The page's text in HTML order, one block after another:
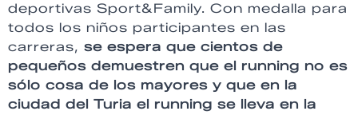
deportivas Sport&Family. Con medalla para
todos los niños participantes en las
carreras, se espera que cientos de
pequeños demuestren que el running no es
sólo cosa de los mayores y que en la
ciudad del Turia el running se lleva en la